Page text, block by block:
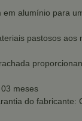
em alumínio para
pastosos aos
meses
do fabricante: